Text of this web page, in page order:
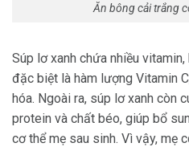
Ăn bông cải trắng
Súp lơ xanh chứa nhiều
đặc biệt là hàm lượng Vitamin
hóa. Ngoài ra, súp lơ xanh còn
protein và chất béo, giúp bổ
cơ thể mẹ sau sinh. Vì vậy, mẹ